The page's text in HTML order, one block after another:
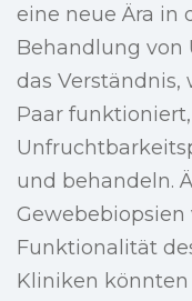
eine neue Ära in
Behandlung von
das Verständnis,
Paar
und behandeln.
Funktionalität
Kliniken